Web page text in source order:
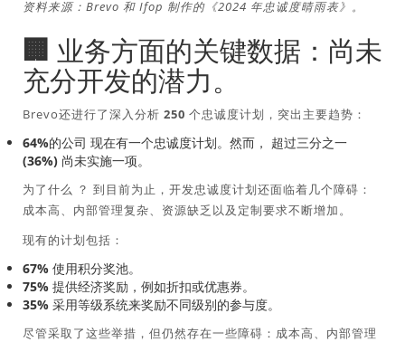
资料来源：Brevo 和 Ifop 制作的《2024 年忠诚度晴雨表》。
🏢 业务方面的关键数据：尚未
充分开发的潜力。
Brevo还进行了深入分析 250 个忠诚度计划 ，突出主要趋势：
64%的公司 现在有一个忠诚度计划。然而， 超过三分之一
(36%) 尚未实施一项。
为了什么 ？ 到目前为止，开发忠诚度计划还面临着几个障碍：
成本高、内部管理复杂、资源缺乏以及定制要求不断增加。
现有的计划包括：
67% 使用积分奖池。
75% 提供经济奖励，例如折扣或优惠券。
35% 采用等级系统来奖励不同级别的参与度。
尽管采取了这些举措，但仍然存在一些障碍：成本高、内部管理